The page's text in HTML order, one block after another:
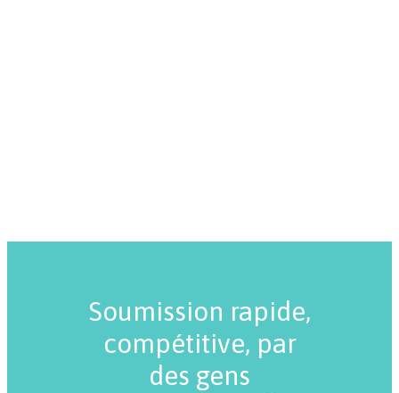
Soumission rapide,
compétitive, par
des gens